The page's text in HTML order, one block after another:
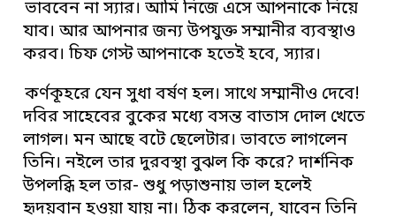
ভাববেন না স্যার। আমি নিজে এসে আপনাকে নিয়ে
যাব। আর আপনার জন্য উপযুক্ত সম্মানীর ব্যবস্থাও
করব। চিফ গেস্ট আপনাকে হতেই হবে, স্যার।
কর্ণকূহরে যেন সুধা বর্ষণ হল। সাথে সম্মানীও দেবে!
দবির সাহেবের বুকের মধ্যে বসন্ত বাতাস দোল খেতে
লাগল। মন আছে বটে ছেলেটার। ভাবতে লাগলেন
তিনি। নইলে তার দুরবস্থা বুঝল কি করে? দার্শনিক
উপলব্ধি হল তার- শুধু পড়াশুনায় ভাল হলেই
হৃদয়বান হওয়া যায় না। ঠিক করলেন, যাবেন তিনি